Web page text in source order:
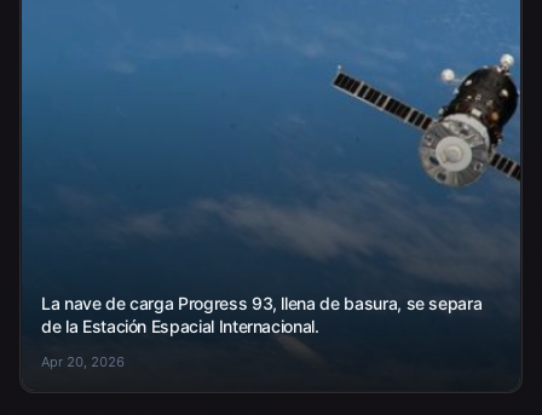
La nave de carga Progress 93, llena de basura, se separa
de la Estación Espacial Internacional.
Apr 20, 2026